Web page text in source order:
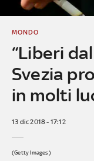
“Liberi
Svezia
in molti
MONDO
13 dic 2018 - 17:12
(Getty Images)